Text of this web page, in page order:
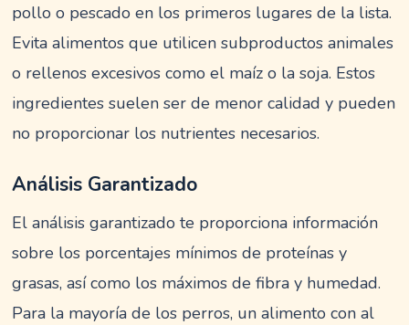
pollo o pescado en los primeros lugares de la lista.
Evita alimentos que utilicen subproductos animales
o rellenos excesivos como el maíz o la soja. Estos
ingredientes suelen ser de menor calidad y pueden
no proporcionar los nutrientes necesarios.
Análisis Garantizado
El análisis garantizado te proporciona información
sobre los porcentajes mínimos de proteínas y
grasas, así como los máximos de fibra y humedad.
Para la mayoría de los perros, un alimento con al